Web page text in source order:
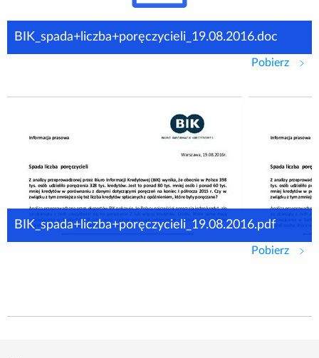
BIK_spada+liczba+poręczycieli_19.08.2016.doc
Pobierz
BIK_spada+liczba+poręczycieli_19.08.2016.pdf
Pobierz